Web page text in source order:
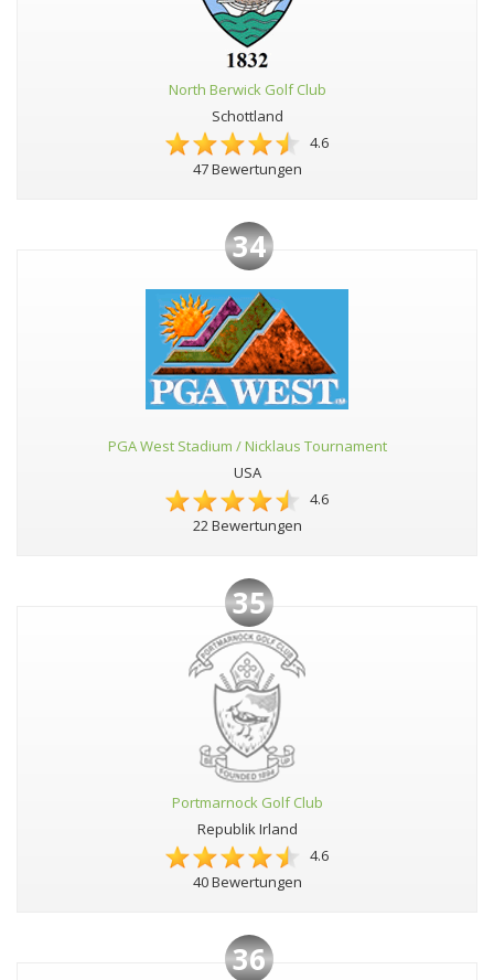
North Berwick Golf Club
Schottland
4.6
47 Bewertungen
34
PGA West Stadium / Nicklaus Tournament
USA
4.6
22 Bewertungen
35
Portmarnock Golf Club
Republik Irland
4.6
40 Bewertungen
36